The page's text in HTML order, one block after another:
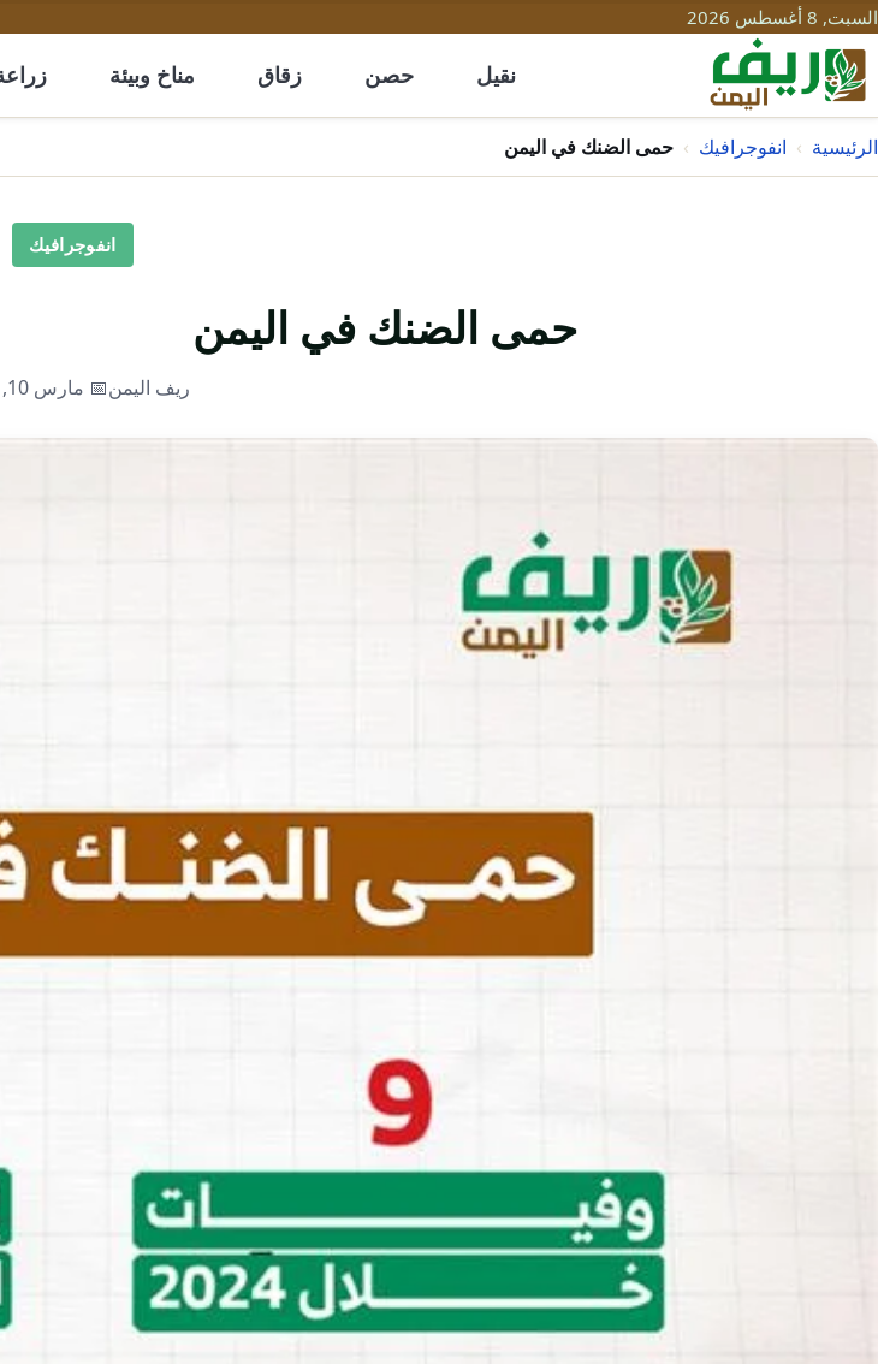
السبت, 8 أغسطس 2026
نقيل حصن زقاق مناخ وبيئة
الرئيسية › انفوجرافيك › حمى الضنك في اليمن
انفوجرافيك
حمى الضنك في اليمن
ريف اليمن📅 مارس 10, 2025